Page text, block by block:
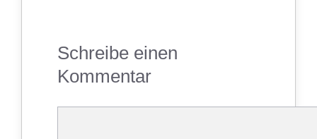
Schreibe einen
Kommentar